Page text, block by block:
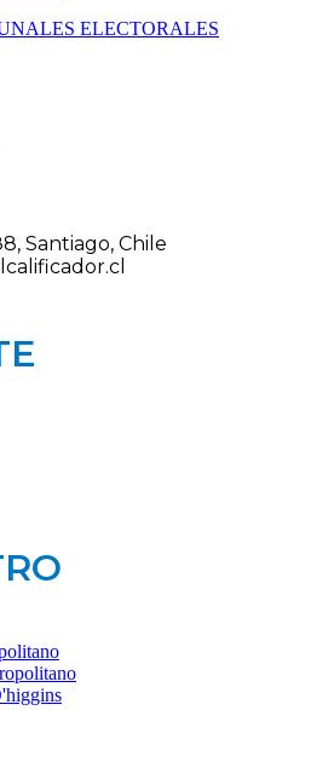
ELECTORALES
Santiago, Chile